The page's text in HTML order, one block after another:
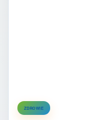
ZDROWIE